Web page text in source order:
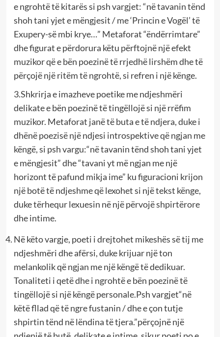
e ngrohtë të kitarës si psh vargjet: “në tavanin tënd
shoh tani yjet e mëngjesit / me ‘Princin e Vogël’ të
Exupery-së mbi krye…” Metaforat “ëndërrimtare”
dhe figurat e përdorura këtu përftojnë një efekt
muzikor që e bën poezinë të rrjedhë lirshëm dhe të
përçojë një ritëm të ngrohtë, si refren i një kënge.
3.Shkrirja e imazheve poetike me ndjeshmëri
delikate e bën poezinë të tingëllojë si një rrëfim
muzikor. Metaforat janë të buta e të ndjera, duke i
dhënë poezisë një ndjesi introspektive që ngjan me
këngë, si psh vargu:“në tavanin tënd shoh tani yjet
e mëngjesit” dhe “tavani yt më ngjan me një
horizont të pafund mikja ime” ku figuracioni krijon
një botë të ndjeshme që lexohet si një tekst kënge,
duke tërhequr lexuesin në një përvojë shpirtërore
dhe intime.
Në këto vargje, poeti i drejtohet mikeshës së tij me
ndjeshmëri dhe afërsi, duke krijuar një ton
melankolik që ngjan me një këngë të dedikuar.
Tonaliteti i qetë dhe i ngrohtë e bën poezinë të
tingëllojë si një këngë personale.Psh vargjet“në
këtë fllad që të ngre fustanin / dhe e çon tutje
shpirtin tënd në lëndina të tjera.”përçojnë një